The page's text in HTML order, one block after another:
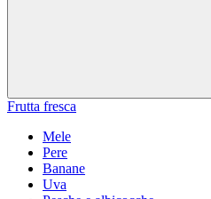
Frutta fresca
Mele
Pere
Banane
Uva